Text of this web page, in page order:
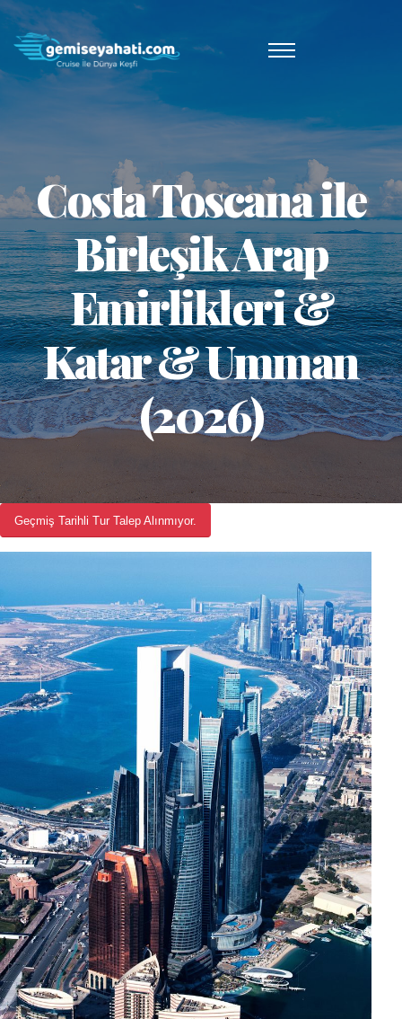
Costa Toscana ile
Birleşik Arap
Emirlikleri &
Katar & Umman
(2026)
Geçmiş Tarihli Tur Talep Alınmıyor.